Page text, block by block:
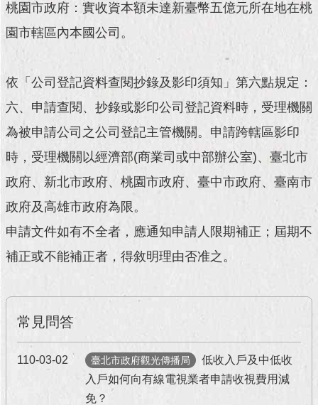
與
民
動
主
館
首
頁
網
常
桃園市政府：實收資本額未達新臺幣五億元所在地在桃
園市轄區內本國公司。
依「公司登記資料查閱抄錄及影印須知」第六點規定：
六、申請查閱、抄錄或影印公司登記資料時，受理機關
為被申請公司之公司登記主管機關。申請跨轄區影印
時，受理機關以經濟部(商業司或中部辦公室)、臺北市
政府、新北市政府、桃園市政府、臺中市政府、臺南市
政府及高雄市政府為限。
申請文件如有不全者，應通知申請人限期補正；屆期不
補正或不能補正者，得敘明理由否准之。
常見問答
110-03-02 臺北市政府觀光傳播局
低收入戶及中低收
入戶如何向有線電視業者申請收視費用減
免？